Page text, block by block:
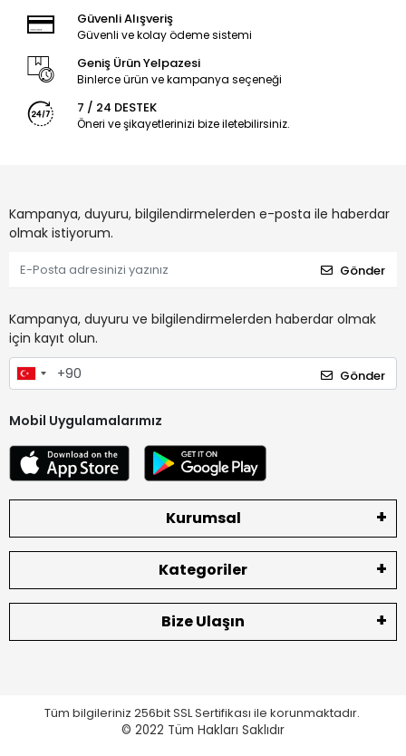
Güvenli Alışveriş
Güvenli ve kolay ödeme sistemi
Geniş Ürün Yelpazesi
Binlerce ürün ve kampanya seçeneği
7 / 24 DESTEK
Öneri ve şikayetlerinizi bize iletebilirsiniz.
Kampanya, duyuru, bilgilendirmelerden e-posta ile haberdar
olmak istiyorum.
Gönder
Kampanya, duyuru ve bilgilendirmelerden haberdar olmak
için kayıt olun.
Gönder
Mobil Uygulamalarımız
Kurumsal
Kategoriler
Bize Ulaşın
Tüm bilgileriniz 256bit SSL Sertifikası ile korunmaktadır.
© 2022 Tüm Hakları Saklıdır